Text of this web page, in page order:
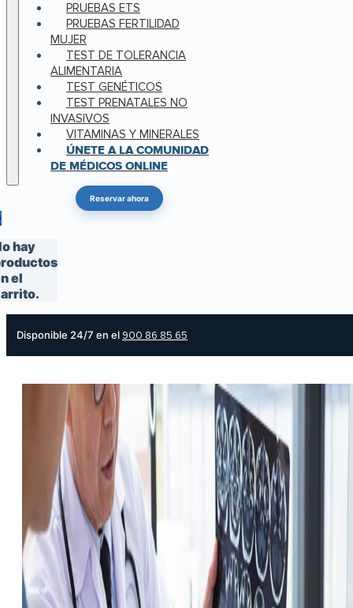
PRUEBAS ETS
PRUEBAS FERTILIDAD
MUJER
TEST DE TOLERANCIA
ALIMENTARIA
TEST GENÉTICOS
TEST PRENATALES NO
INVASIVOS
VITAMINAS Y MINERALES
ÚNETE A LA COMUNIDAD
DE MÉDICOS ONLINE
Reservar ahora
hay
el
Disponible 24/7 en el 900 86 85 65